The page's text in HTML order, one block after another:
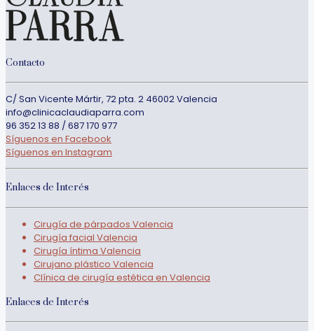
Contacto
C/ San Vicente Mártir, 72 pta. 2 46002 Valencia
info@clinicaclaudiaparra.com
96 352 13 88 / 687 170 977
Síguenos en Facebook
Síguenos en Instagram
Enlaces de Interés
Cirugía de párpados Valencia
Cirugía facial Valencia
Cirugía íntima Valencia
Cirujano plástico Valencia
Clínica de cirugía estética en Valencia
Enlaces de Interés